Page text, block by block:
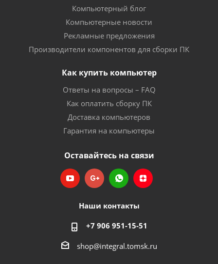
Компьютерный блог
Компьютерные новости
Рекламные предложения
Производители компонентов для сборки ПК
Как купить компьютер
Ответы на вопросы – FAQ
Как оплатить сборку ПК
Доставка компьютеров
Гарантия на компьютеры
Оставайтесь на связи
Наши контакты
+7 906 951-15-51
shop@integral.tomsk.ru